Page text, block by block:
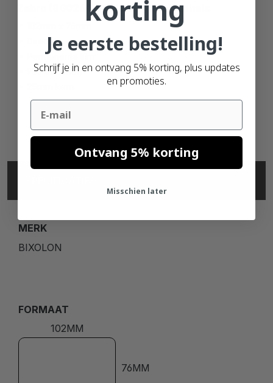
Zebra (800264-305) compatible labels
Direct thermisch (top)
Permanente lijm
930 etiketten
MERK
BIXOLON
FORMAAT
102MM
76MM
korting
Je eerste bestelling!
Schrijf je in en ontvang 5% korting, plus updates
en promoties.
Email
Ontvang 5% korting
Misschien later